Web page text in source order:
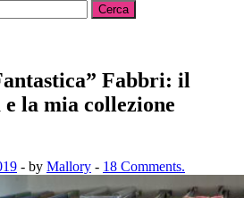
Fabbri: il
la mia collezione
- by Mallory - 18 Comments.